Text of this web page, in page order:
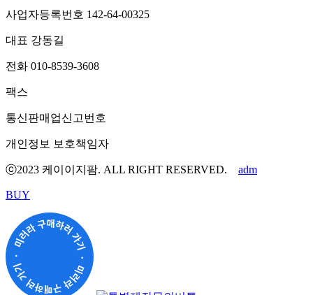
사업자등록번호 142-64-00325
대표 강동길
전화 010-8539-3608
팩스
통신판매업신고번호
개인정보 보호책임자
ⓒ2023 케이이지팜. ALL RIGHT RESERVED. adm
BUY